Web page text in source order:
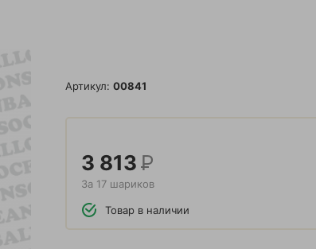
Артикул: 00841
3 813Р
За 17 шариков
Товар в наличии